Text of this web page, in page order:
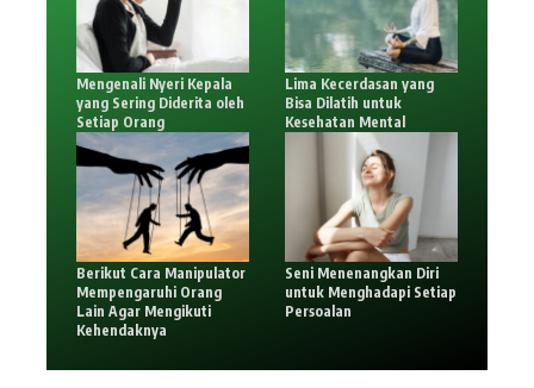
Mengenali Nyeri Kepala
yang Sering Diderita oleh
Setiap Orang
Lima Kecerdasan yang
Bisa Dilatih untuk
Kesehatan Mental
Berikut Cara Manipulator
Mempengaruhi Orang
Lain Agar Mengikuti
Kehendaknya
Seni Menenangkan Diri
untuk Menghadapi Setiap
Persoalan